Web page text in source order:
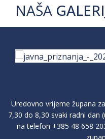
NAŠA
Uredovno vrijeme župana
7,30 do 8,30 svaki radni
na telefon +385 48 658